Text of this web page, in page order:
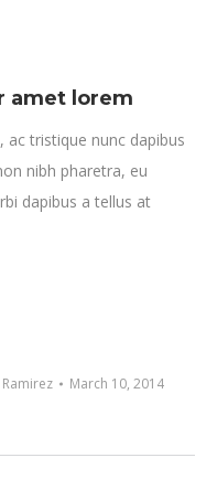
amet lorem
ac tristique nunc dapibus
nibh pharetra, eu
dapibus a tellus at
March 10, 2014